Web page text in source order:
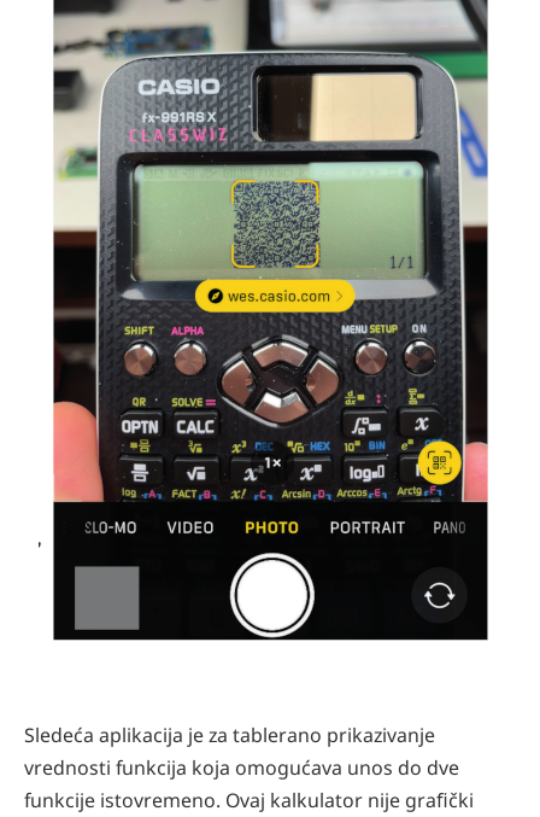
Sledeća aplikacija je za tablerano prikazivanje
vrednosti funkcija koja omogućava unos do dve
funkcije istovremeno. Ovaj kalkulator nije graﬁčki